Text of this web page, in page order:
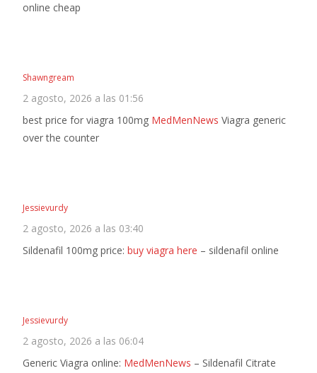
online cheap
Shawngream
2 agosto, 2026 a las 01:56
best price for viagra 100mg MedMenNews Viagra generic
over the counter
Jessievurdy
2 agosto, 2026 a las 03:40
Sildenafil 100mg price: buy viagra here – sildenafil online
Jessievurdy
2 agosto, 2026 a las 06:04
Generic Viagra online: MedMenNews – Sildenafil Citrate